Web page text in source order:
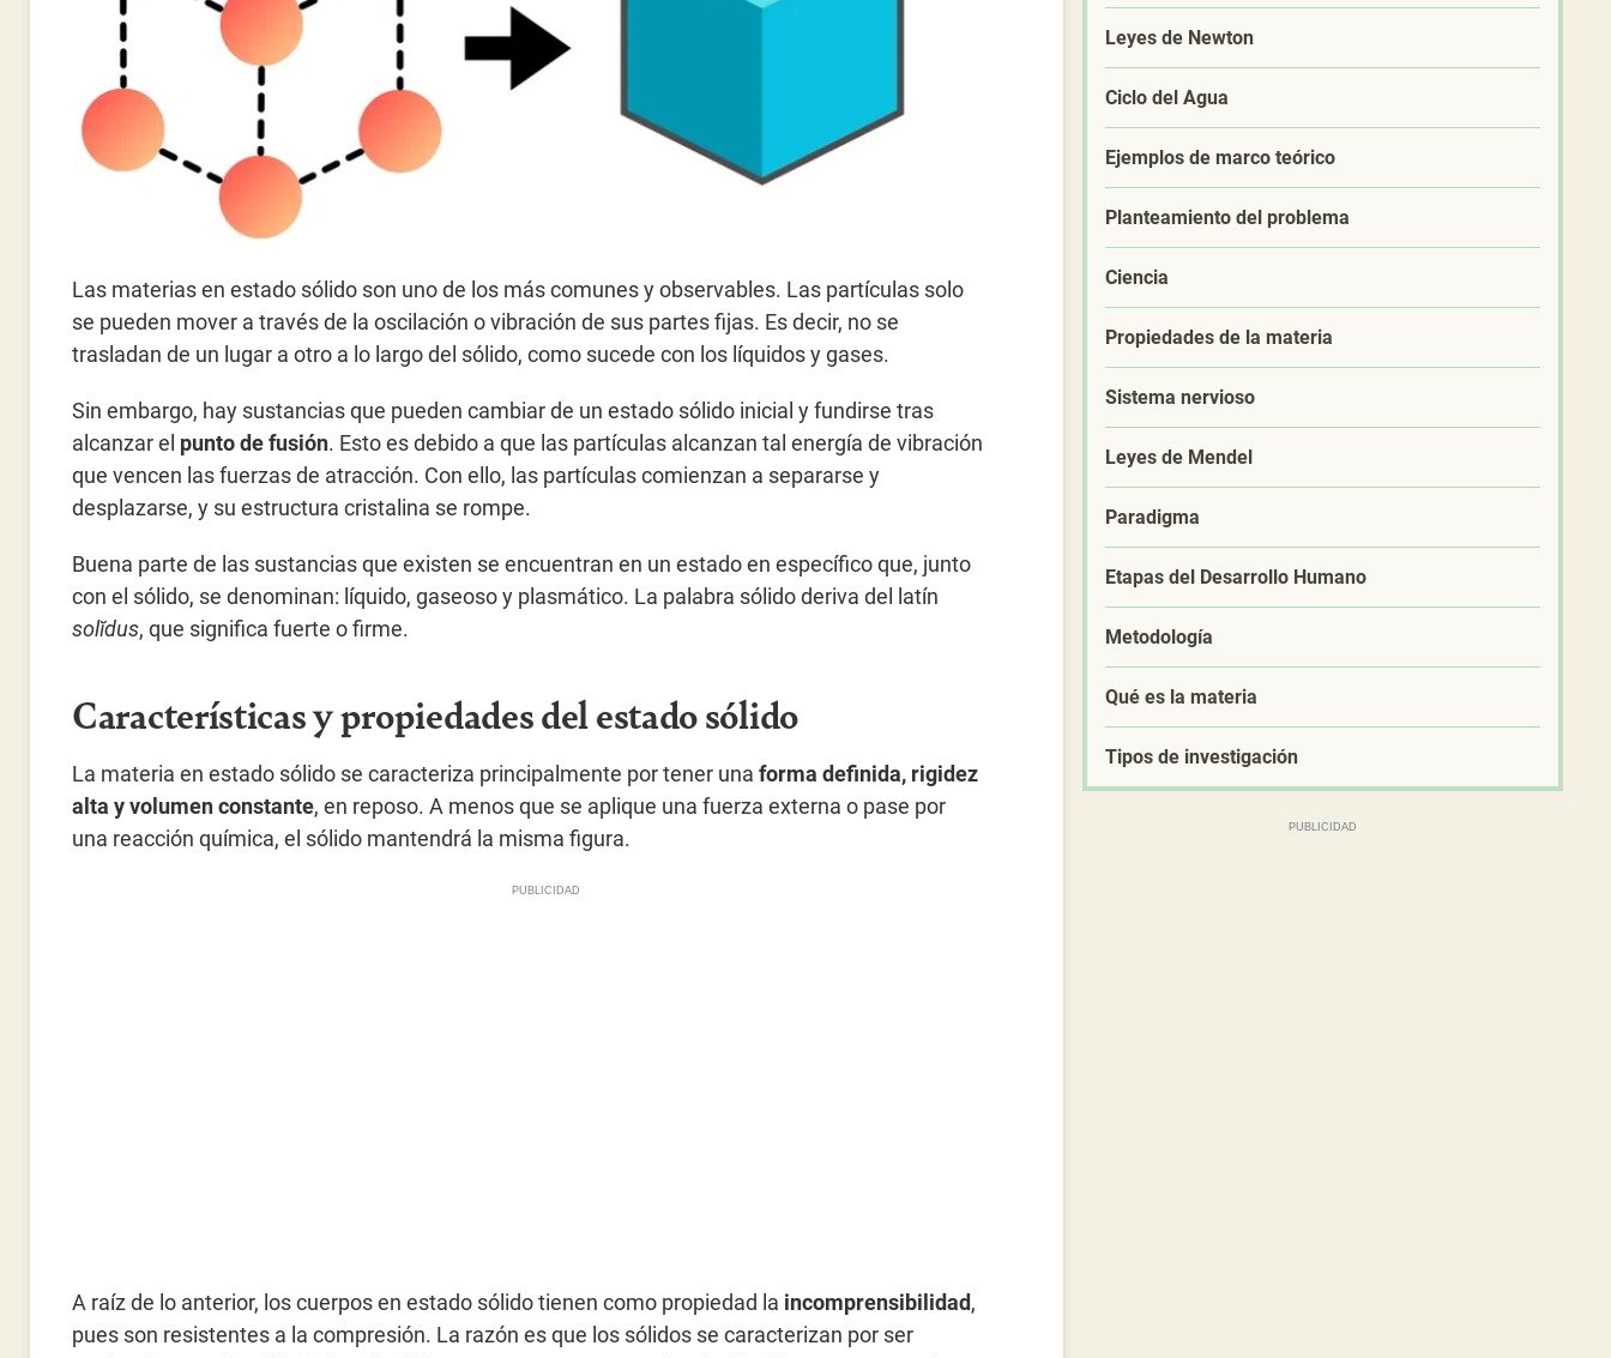
Las materias en estado sólido son uno de los más comunes y observables. Las partículas solo
se pueden mover a través de la oscilación o vibración de sus partes fijas. Es decir, no se
trasladan de un lugar a otro a lo largo del sólido, como sucede con los líquidos y gases.
Sin embargo, hay sustancias que pueden cambiar de un estado sólido inicial y fundirse tras
alcanzar el punto de fusión. Esto es debido a que las partículas alcanzan tal energía de vibración
que vencen las fuerzas de atracción. Con ello, las partículas comienzan a separarse y
desplazarse, y su estructura cristalina se rompe.
Buena parte de las sustancias que existen se encuentran en un estado en específico que, junto
con el sólido, se denominan: líquido, gaseoso y plasmático. La palabra sólido deriva del latín
solĭdus, que significa fuerte o firme.
Características y propiedades del estado sólido
La materia en estado sólido se caracteriza principalmente por tener una forma definida, rigidez
alta y volumen constante, en reposo. A menos que se aplique una fuerza externa o pase por
una reacción química, el sólido mantendrá la misma figura.
A raíz de lo anterior, los cuerpos en estado sólido tienen como propiedad la incomprensibilidad,
pues son resistentes a la compresión. La razón es que los sólidos se caracterizan por ser
Leyes de Newton
Ciclo del Agua
Ejemplos de marco teórico
Planteamiento del problema
Ciencia
Propiedades de la materia
Sistema nervioso
Leyes de Mendel
Paradigma
Etapas del Desarrollo Humano
Metodología
Qué es la materia
Tipos de investigación